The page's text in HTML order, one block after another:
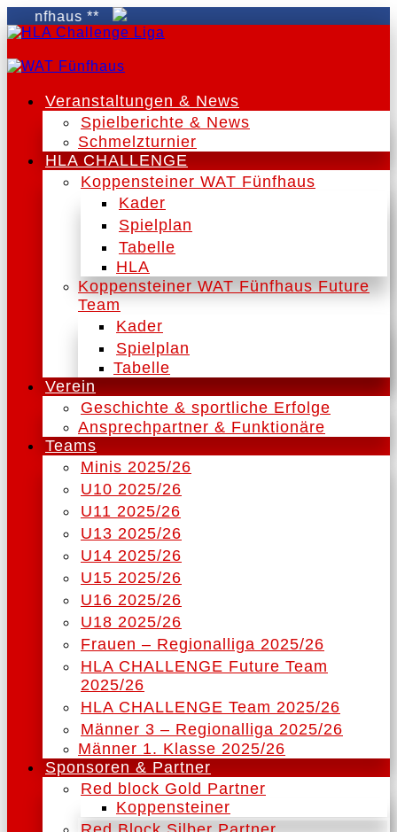
**
Veranstaltungen & News
Spielberichte & News
Schmelzturnier
HLA CHALLENGE
Koppensteiner WAT Fünfhaus
Kader
Spielplan
Tabelle
HLA
Koppensteiner WAT Fünfhaus Future
Team
Kader
Spielplan
Tabelle
Verein
Geschichte & sportliche Erfolge
Ansprechpartner & Funktionäre
Teams
Minis 2025/26
U10 2025/26
U11 2025/26
U13 2025/26
U14 2025/26
U15 2025/26
U16 2025/26
U18 2025/26
Frauen – Regionalliga 2025/26
HLA CHALLENGE Future Team
2025/26
HLA CHALLENGE Team 2025/26
Männer 3 – Regionalliga 2025/26
Männer 1. Klasse 2025/26
Sponsoren & Partner
Red block Gold Partner
Koppensteiner